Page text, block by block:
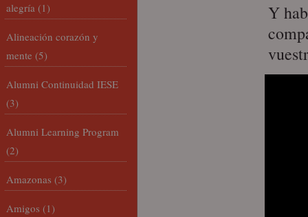
Y
alegría (1)
Alineación corazón y
mente (5)
Alumni Continuidad IESE
(3)
Alumni Learning Program
(2)
Amazonas (3)
Amigos (1)